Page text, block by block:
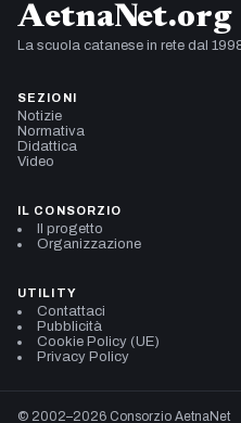
AetnaNet.org
La scuola catanese in rete dal
SEZIONI
Notizie
Normativa
Didattica
Video
IL CONSORZIO
Il progetto
Organizzazione
UTILITY
Contattaci
Pubblicità
Cookie Policy (UE)
Privacy Policy
© 2002–2026 Consorzio AetnaNet